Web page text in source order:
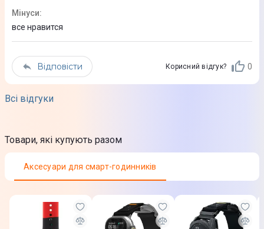
Колір ремінця
Фізичні характеристики
Габарити (ВхШхГ)
Комплектація
Гарантійний талон
Інструкція
Магнітний кабель для заряджання
Юридична інформація
Мінуси:
все нравится
Відповісти Корисний відгук? 0
Всі відгуки
Товари, які купують разом
Аксесуари для смарт-годинників